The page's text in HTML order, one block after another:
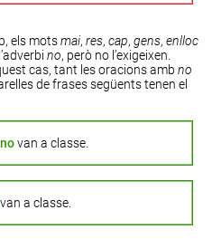
els motsmai, res, cap, gens, enlloc
no, però no l’exigeixen.
cas, tant les oracions amb no
de frases següents tenen el
novan a classe.
van a classe.